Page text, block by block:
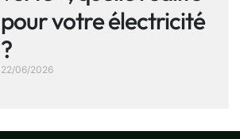
pour votre électricité
?
22/06/2026